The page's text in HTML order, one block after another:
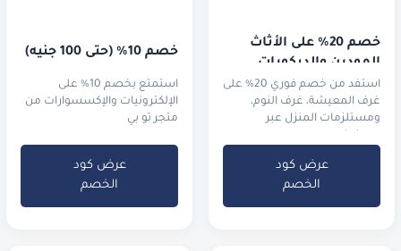
خصم 20% على الأثاث
المودرن والديكورات
استفد من خصم فوري 20% على
غرف المعيشة، غرف النوم،
ومستلزمات المنزل عبر
عرض كود
الخصم
خصم 10% (حتى 100 جنيه)
استمتع بخصم 10% على
الإلكترونيات والإكسسوارات من
متجر تو بي
عرض كود
الخصم